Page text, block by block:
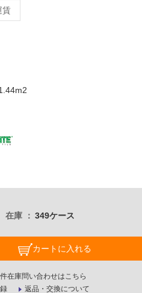
賃
在庫 349ケース
カートに入れる
在庫問い合わせはこちら
返品・交換について